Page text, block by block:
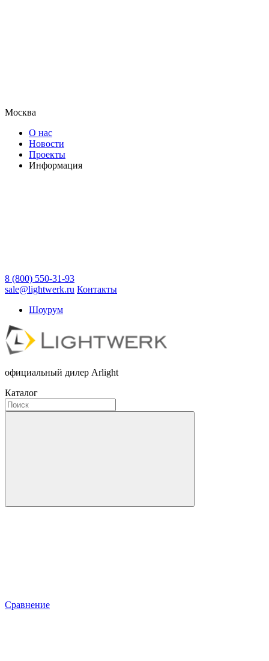
Москва
О нас
Новости
Проекты
Информация
8 (800) 550-31-93
sale@lightwerk.ru Контакты
Шоурум
официальный дилер Arlight
Каталог
Сравнение